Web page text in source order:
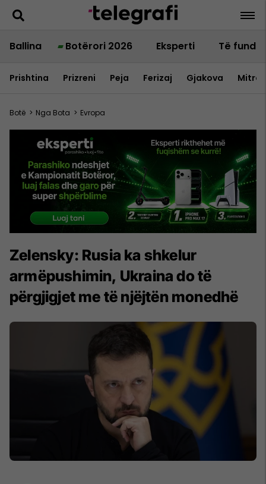
Ballina Botërori 2026 Eksperti Të fundit
Prishtina Prizreni Peja Ferizaj Gjakova
Botë > Nga Bota > Evropa
Zelensky: Rusia ka shkelur
armëpushimin, Ukraina do të
përgjigjet me të njëjtën monedhë